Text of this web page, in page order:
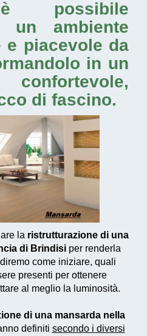
un ambiente
e piacevole da
in un
di fascino.
la ristrutturazione di una
di Brindisi per renderla
come iniziare, quali
presenti per ottenere
al meglio la luminosità.
di una mansarda nella
definiti secondo i diversi